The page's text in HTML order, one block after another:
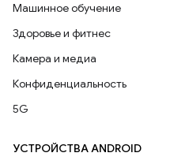
Машинное обучение
Здоровье и фитнес
Камера и медиа
Конфиденциальность
5G
УСТРОЙСТВА ANDROID